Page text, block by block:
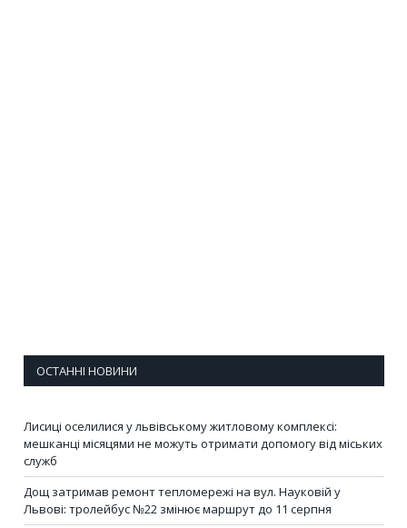
ОСТАННІ НОВИНИ
Лисиці оселилися у львівському житловому комплексі:
мешканці місяцями не можуть отримати допомогу від міських
служб
Дощ затримав ремонт тепломережі на вул. Науковій у
Львові: тролейбус №22 змінює маршрут до 11 серпня